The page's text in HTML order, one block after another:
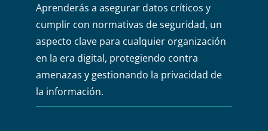
Aprenderás a asegurar datos críticos y
cumplir con normativas de seguridad, un
aspecto clave para cualquier organización
en la era digital, protegiendo contra
amenazas y gestionando la privacidad de
la información.